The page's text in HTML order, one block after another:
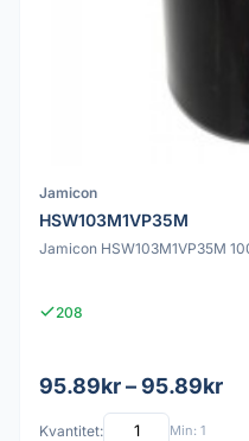
Jamicon
HSW103M1VP35M
Jamicon HSW103M1VP35M
208
95.89kr – 95.89kr
Kvantitet: Min: 1